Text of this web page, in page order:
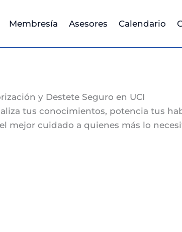
Membresía Asesores Calendario
y Destete Seguro en UCI
tus conocimientos, potencia tus
mejor cuidado a quienes más lo